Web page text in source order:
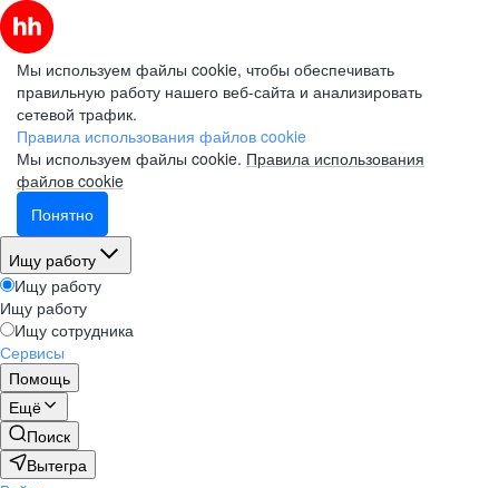
Мы используем файлы cookie, чтобы обеспечивать
правильную работу нашего веб-сайта и анализировать
сетевой трафик.
Правила использования файлов cookie
Мы используем файлы cookie. Правила использования
файлов cookie
Понятно
Ищу работу
Ищу работу
Ищу работу
Ищу сотрудника
Сервисы
Помощь
Ещё
Поиск
Вытегра